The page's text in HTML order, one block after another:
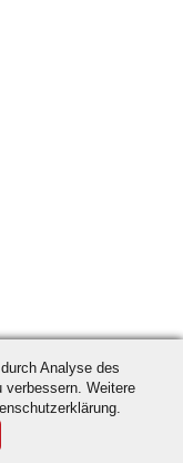
Analyse des
verbessern. Weitere